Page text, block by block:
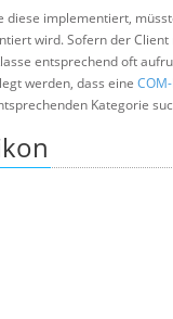
diese implementiert,
wird. Sofern der
entsprechend oft
werden, dass eine
Kategorie